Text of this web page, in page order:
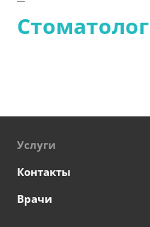
Услуги
Контакты
Врачи